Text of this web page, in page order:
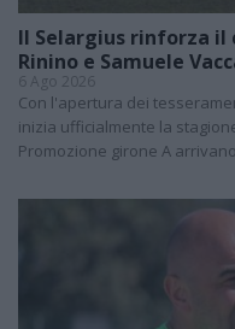
Il Selargius rinforza il
Rinino e Samuele
6 Ago 2026
Con l'apertura dei
inizia ufficialmente la
Promozione girone A